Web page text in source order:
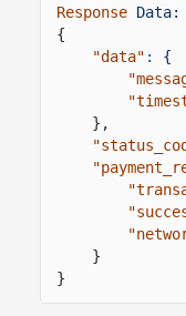
Response Data:
{
"data" :
{
},
}
}